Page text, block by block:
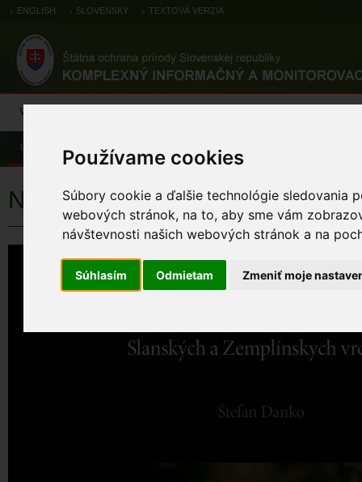
Používame cookies
Súbory cookie a ďalšie technológie sledovania
webových stránok, na to, aby sme vám
návštevnosti našich webových stránok a na
Súhlasím Odmietam Zmeniť moje
ENGLISH SLOVENSKY TEXTOVÁ VERZIA
Výsledky monitoringu
Úvod Rýchla voľba
Netopiere Slanských a